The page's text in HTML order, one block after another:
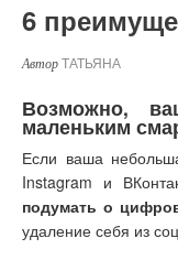
6
ТАТЬЯНА
Возможно,
маленьким
Если ваша
Instagram и
подумать о
удаление себя из